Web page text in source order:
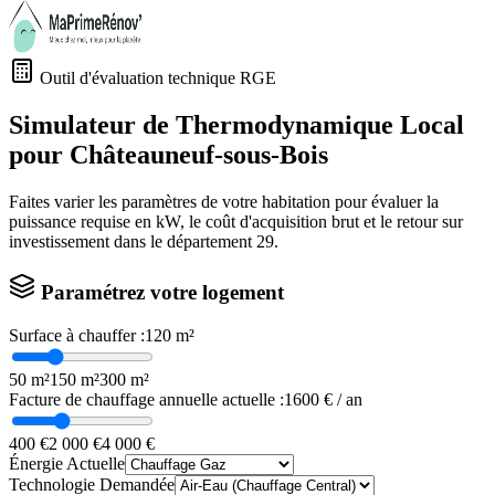
Outil d'évaluation technique RGE
Simulateur de Thermodynamique Local
pour Châteauneuf-sous-Bois
Faites varier les paramètres de votre habitation pour évaluer la
puissance requise en kW, le coût d'acquisition brut et le retour sur
investissement dans le département 29.
Paramétrez votre logement
Surface à chauffer :120 m²
50 m²150 m²300 m²
Facture de chauffage annuelle actuelle :1600 € / an
400 €2 000 €4 000 €
Énergie Actuelle
Technologie Demandée